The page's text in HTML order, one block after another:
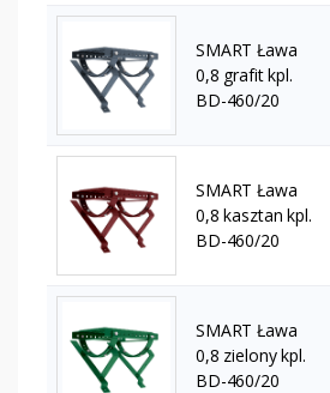
SMART Ława
0,8 grafit kpl.
BD-460/20
SMART Ława
0,8 kasztan kpl.
BD-460/20
SMART Ława
0,8 zielony kpl.
BD-460/20